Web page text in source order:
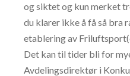
og siktet og kun merket
du klarer ikke å få så bra
etablering av
Det kan til tider bli for
Avdelingsdirektør i